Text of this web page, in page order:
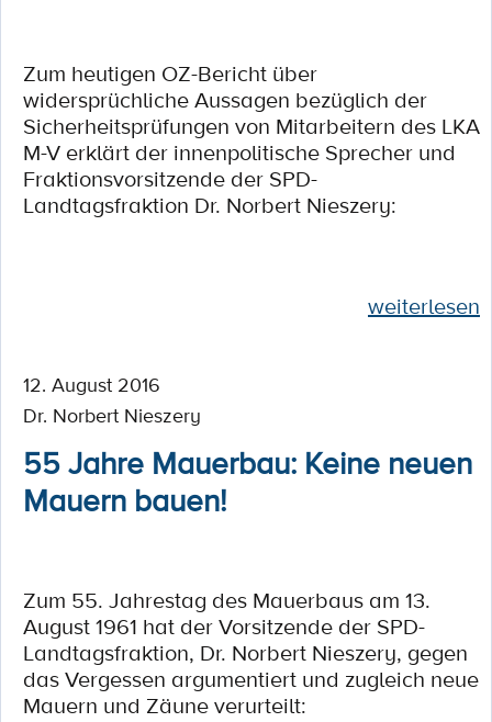
Zum heutigen OZ-Bericht über
widersprüchliche Aussagen bezüglich der
Sicherheitsprüfungen von Mitarbeitern des LKA
M-V erklärt der innenpolitische Sprecher und
Fraktionsvorsitzende der SPD-
Landtagsfraktion Dr. Norbert Nieszery:
weiterlesen
12. August 2016
Dr. Norbert Nieszery
55 Jahre Mauerbau: Keine neuen
Mauern bauen!
Zum 55. Jahrestag des Mauerbaus am 13.
August 1961 hat der Vorsitzende der SPD-
Landtagsfraktion, Dr. Norbert Nieszery, gegen
das Vergessen argumentiert und zugleich neue
Mauern und Zäune verurteilt: